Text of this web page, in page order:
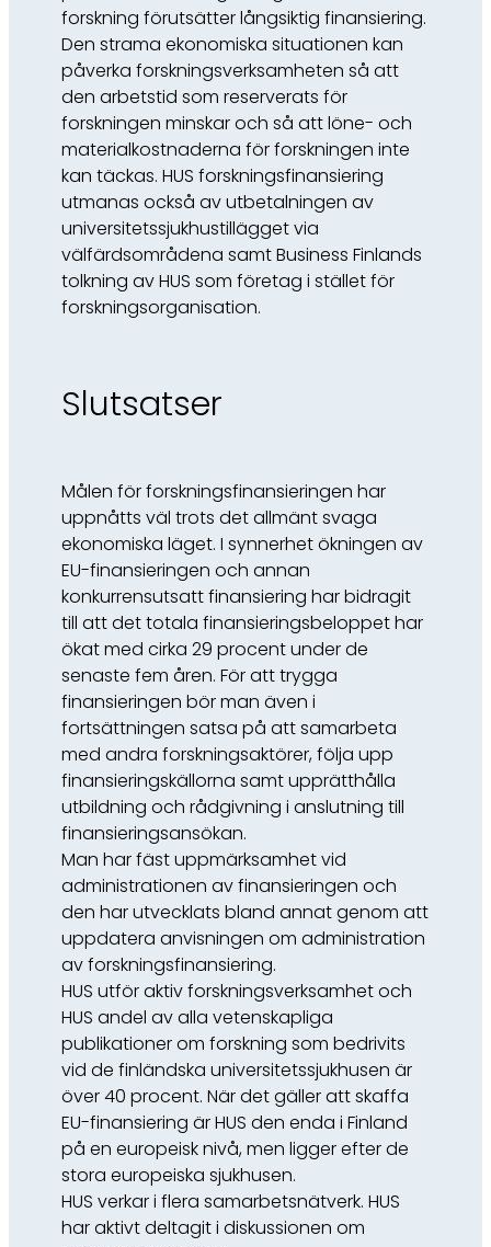
forskning förutsätter långsiktig finansiering.
Den strama ekonomiska situationen kan
påverka forskningsverksamheten så att
den arbetstid som reserverats för
forskningen minskar och så att löne- och
materialkostnaderna för forskningen inte
kan täckas. HUS forskningsfinansiering
utmanas också av utbetalningen av
universitetssjukhustillägget via
välfärdsområdena samt Business Finlands
tolkning av HUS som företag i stället för
forskningsorganisation.
Slutsatser
Målen för forskningsfinansieringen har
uppnåtts väl trots det allmänt svaga
ekonomiska läget. I synnerhet ökningen av
EU-finansieringen och annan
konkurrensutsatt finansiering har bidragit
till att det totala finansieringsbeloppet har
ökat med cirka 29 procent under de
senaste fem åren. För att trygga
finansieringen bör man även i
fortsättningen satsa på att samarbeta
med andra forskningsaktörer, följa upp
finansieringskällorna samt upprätthålla
utbildning och rådgivning i anslutning till
finansieringsansökan.
Man har fäst uppmärksamhet vid
administrationen av finansieringen och
den har utvecklats bland annat genom att
uppdatera anvisningen om administration
av forskningsfinansiering.
HUS utför aktiv forskningsverksamhet och
HUS andel av alla vetenskapliga
publikationer om forskning som bedrivits
vid de finländska universitetssjukhusen är
över 40 procent. När det gäller att skaffa
EU-finansiering är HUS den enda i Finland
på en europeisk nivå, men ligger efter de
stora europeiska sjukhusen.
HUS verkar i flera samarbetsnätverk. HUS
har aktivt deltagit i diskussionen om